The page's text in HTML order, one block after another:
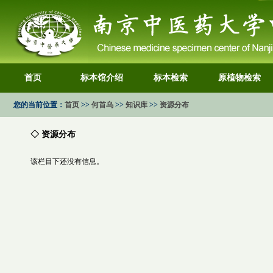
首页 标本馆介绍 标本检索 原植物检索
您的当前位置： 首页 >> 何首乌 >> 知识库 >> 资源分布
◇ 资源分布
该栏目下还没有信息。